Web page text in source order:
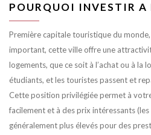
POURQUOI INVESTIR A
Première capitale touristique du
important, cette ville offre une
logements, que ce soit à l’achat ou à la
étudiants, et les touristes passent et
Cette position privilégiée permet à
facilement et à des prix intéressants
généralement plus élevés pour des